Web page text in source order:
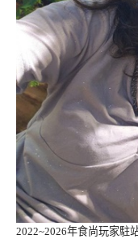
2022~2026年食尚玩家駐